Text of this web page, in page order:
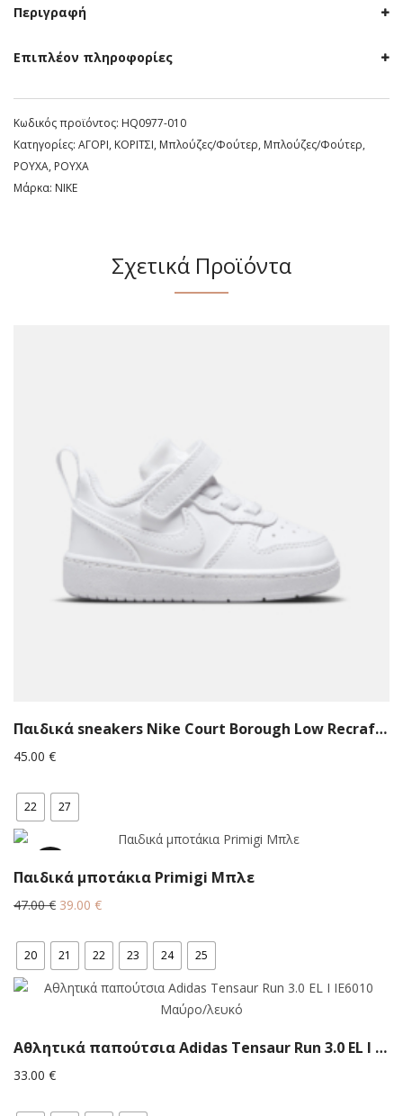
Περιγραφή
Επιπλέον πληροφορίες
Κωδικός προϊόντος: HQ0977-010
Κατηγορίες: ΑΓΟΡΙ, ΚΟΡΙΤΣΙ, Μπλούζες/Φούτερ, Μπλούζες/Φούτερ,
ΡΟΥΧΑ, ΡΟΥΧΑ
Μάρκα: NIKE
Σχετικά Προϊόντα
Παιδικά sneakers Nike Court Borough Low Recraft DV5458-106 Λευκά
45.00 €
22 27
Παιδικά μποτάκια Primigi Μπλε
47.00€ Original
was:
47.00 €.
39.00 €Η
τιμή
είναι:
39.00 €.
20 21 22 23 24 25
Αθλητικά παπούτσια Αdidas Tensaur Run 3.0 EL I IE6010 Μαύρο/λευκό
33.00 €